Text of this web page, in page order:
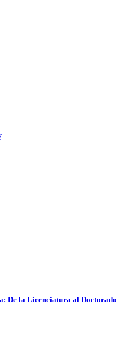
De la Licenciatura al Doctorado